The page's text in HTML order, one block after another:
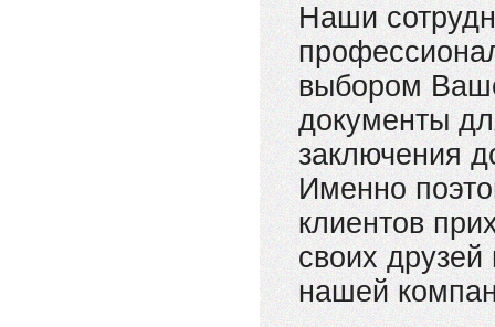
Наши
выбором
документы
заключения
Именно
клиентов
своих
нашей